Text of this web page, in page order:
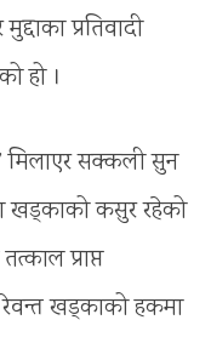
प्रतिवादी
हो ।
मिलाएर सक्कली सुन
खड्काको कसुर रहेको
प्राप्त
रेवन्त खड्काको हकमा